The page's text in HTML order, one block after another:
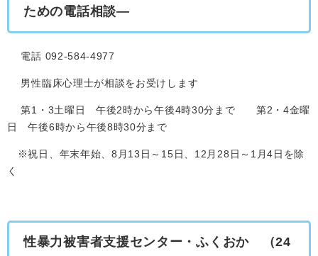
ための電話相談―
電話 092-584-4977
男性臨床心理士が相談をお受けします
第1・3土曜日 午後2時から午後4時30分まで 第2・4金曜
日 午後6時から午後8時30分まで
※祝日、年末年始、8月13日～15日、12月28日～1月4日を除
く
性暴力被害者支援センター・ふくおか
（24